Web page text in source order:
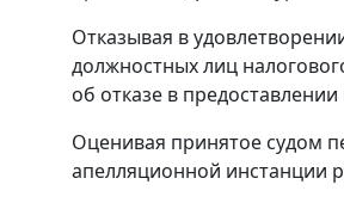
Отказывая в
должностных лиц
об отказе в
Оценивая принятое судом
апелляционной инстанции